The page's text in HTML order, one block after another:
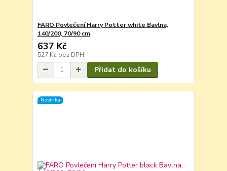
FARO Povlečení Harry Potter white Bavlna,
140/200, 70/90 cm
637 Kč
527 Kč bez DPH
Přidat do košíku
Novinka